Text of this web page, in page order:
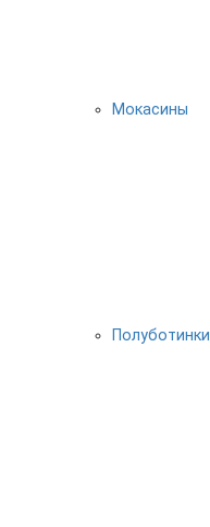
Мокасины
Полуботинки